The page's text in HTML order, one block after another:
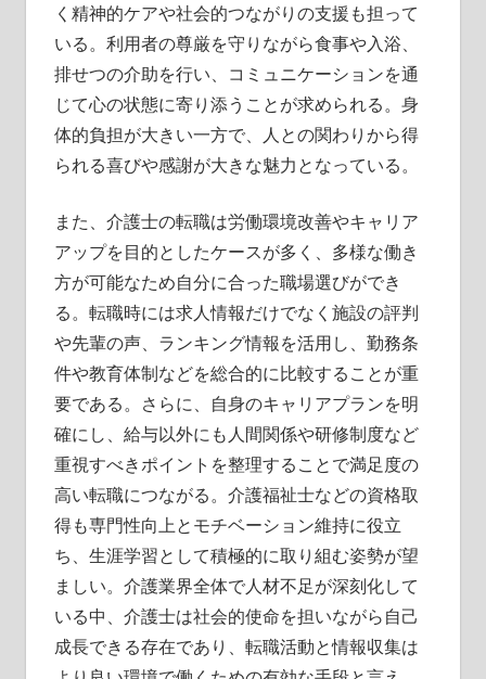
く精神的ケアや社会的つながりの支援も担って
いる。利用者の尊厳を守りながら食事や入浴、
排せつの介助を行い、コミュニケーションを通
じて心の状態に寄り添うことが求められる。身
体的負担が大きい一方で、人との関わりから得
られる喜びや感謝が大きな魅力となっている。
また、介護士の転職は労働環境改善やキャリア
アップを目的としたケースが多く、多様な働き
方が可能なため自分に合った職場選びができ
る。転職時には求人情報だけでなく施設の評判
や先輩の声、ランキング情報を活用し、勤務条
件や教育体制などを総合的に比較することが重
要である。さらに、自身のキャリアプランを明
確にし、給与以外にも人間関係や研修制度など
重視すべきポイントを整理することで満足度の
高い転職につながる。介護福祉士などの資格取
得も専門性向上とモチベーション維持に役立
ち、生涯学習として積極的に取り組む姿勢が望
ましい。介護業界全体で人材不足が深刻化して
いる中、介護士は社会的使命を担いながら自己
成長できる存在であり、転職活動と情報収集は